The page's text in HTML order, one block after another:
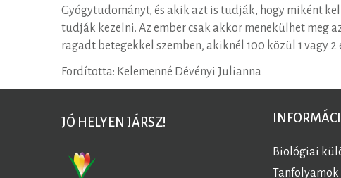
Gyógytudományt, és akik azt is tudják, hogy miként
tudják kezelni. Az ember csak akkor menekülhet meg
ragadt betegekkel szemben, akiknél 100 közül 1 vagy 2
Fordította: Kelemenné Dévényi Julianna
JÓ HELYEN JÁRSZ!
Biológiai
Tanfolyamok